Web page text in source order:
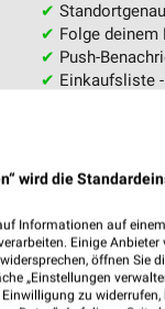
✔
✔ Folge deinem
✔ Push-
✔ Einkaufsliste
weekli auch mobil
wird die
Informationen auf
Einige
öffnen Sie
„Einstellungen
zu